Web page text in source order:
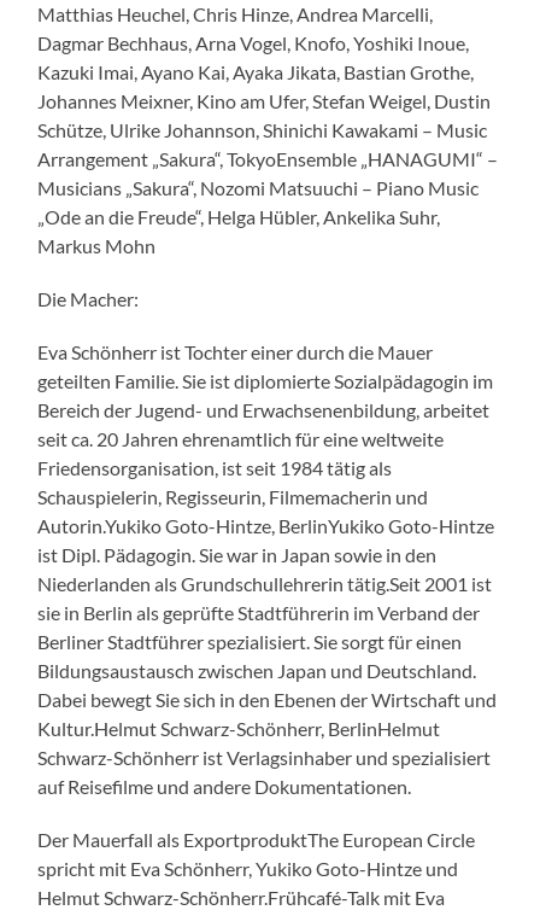
Matthias Heuchel, Chris Hinze, Andrea Marcelli,
Dagmar Bechhaus, Arna Vogel, Knofo, Yoshiki Inoue,
Kazuki Imai, Ayano Kai, Ayaka Jikata, Bastian Grothe,
Johannes Meixner, Kino am Ufer, Stefan Weigel, Dustin
Schütze, Ulrike Johannson, Shinichi Kawakami – Music
Arrangement „Sakura“, TokyoEnsemble „HANAGUMI“ –
Musicians „Sakura“, Nozomi Matsuuchi – Piano Music
„Ode an die Freude“, Helga Hübler, Ankelika Suhr,
Markus Mohn
Die Macher:
Eva Schönherr ist Tochter einer durch die Mauer
geteilten Familie. Sie ist diplomierte Sozialpädagogin im
Bereich der Jugend- und Erwachsenenbildung, arbeitet
seit ca. 20 Jahren ehrenamtlich für eine weltweite
Friedensorganisation, ist seit 1984 tätig als
Schauspielerin, Regisseurin, Filmemacherin und
Autorin.Yukiko Goto-Hintze, BerlinYukiko Goto-Hintze
ist Dipl. Pädagogin. Sie war in Japan sowie in den
Niederlanden als Grundschullehrerin tätig.Seit 2001 ist
sie in Berlin als geprüfte Stadtführerin im Verband der
Berliner Stadtführer spezialisiert. Sie sorgt für einen
Bildungsaustausch zwischen Japan und Deutschland.
Dabei bewegt Sie sich in den Ebenen der Wirtschaft und
Kultur.Helmut Schwarz-Schönherr, BerlinHelmut
Schwarz-Schönherr ist Verlagsinhaber und spezialisiert
auf Reisefilme und andere Dokumentationen.
Der Mauerfall als ExportproduktThe European Circle
spricht mit Eva Schönherr, Yukiko Goto-Hintze und
Helmut Schwarz-Schönherr.Frühcafé-Talk mit Eva